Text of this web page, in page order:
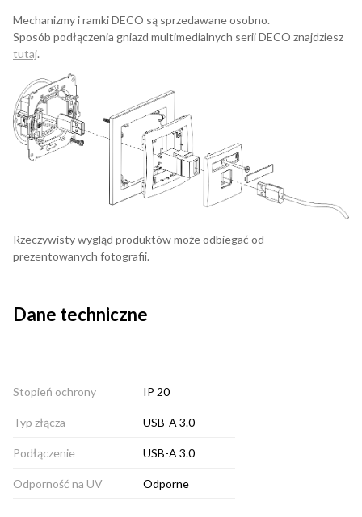
Mechanizmy i ramki DECO są sprzedawane osobno.
Sposób podłączenia gniazd multimedialnych serii DECO znajdziesz
tutaj.
Rzeczywisty wygląd produktów może odbiegać od
prezentowanych fotografii.
Dane techniczne
Stopień ochrony IP 20
Typ złącza USB-A 3.0
Podłączenie USB-A 3.0
Odporność na UV Odporne